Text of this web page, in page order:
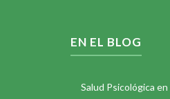
EN EL BLOG
Salud Psicológica